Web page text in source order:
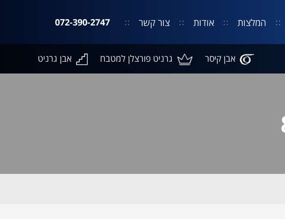
המלצות אודות צור קשר 072-390-2747
אבן קיסר גרניט פורצלן למטבח אבן גרניט